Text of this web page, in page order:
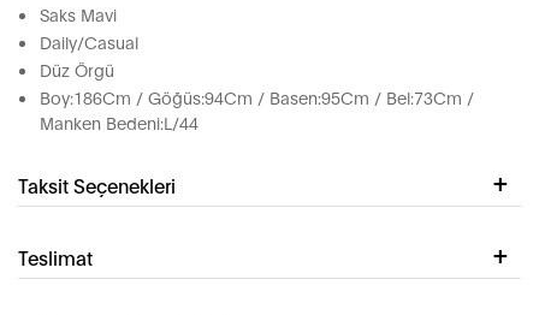
Saks Mavi
Daily/Casual
Düz Örgü
Boy:186Cm / Göğüs:94Cm / Basen:95Cm / Bel:73Cm /
Manken Bedeni:L/44
Taksit Seçenekleri
Teslimat